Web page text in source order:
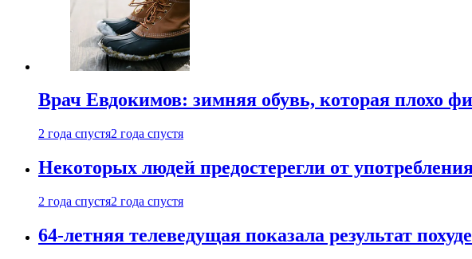
Врач Евдокимов: зимняя обувь, которая плохо
2 года спустя2 года спустя
Некоторых людей предостерегли от
2 года спустя2 года спустя
64-летняя телеведущая показала результат